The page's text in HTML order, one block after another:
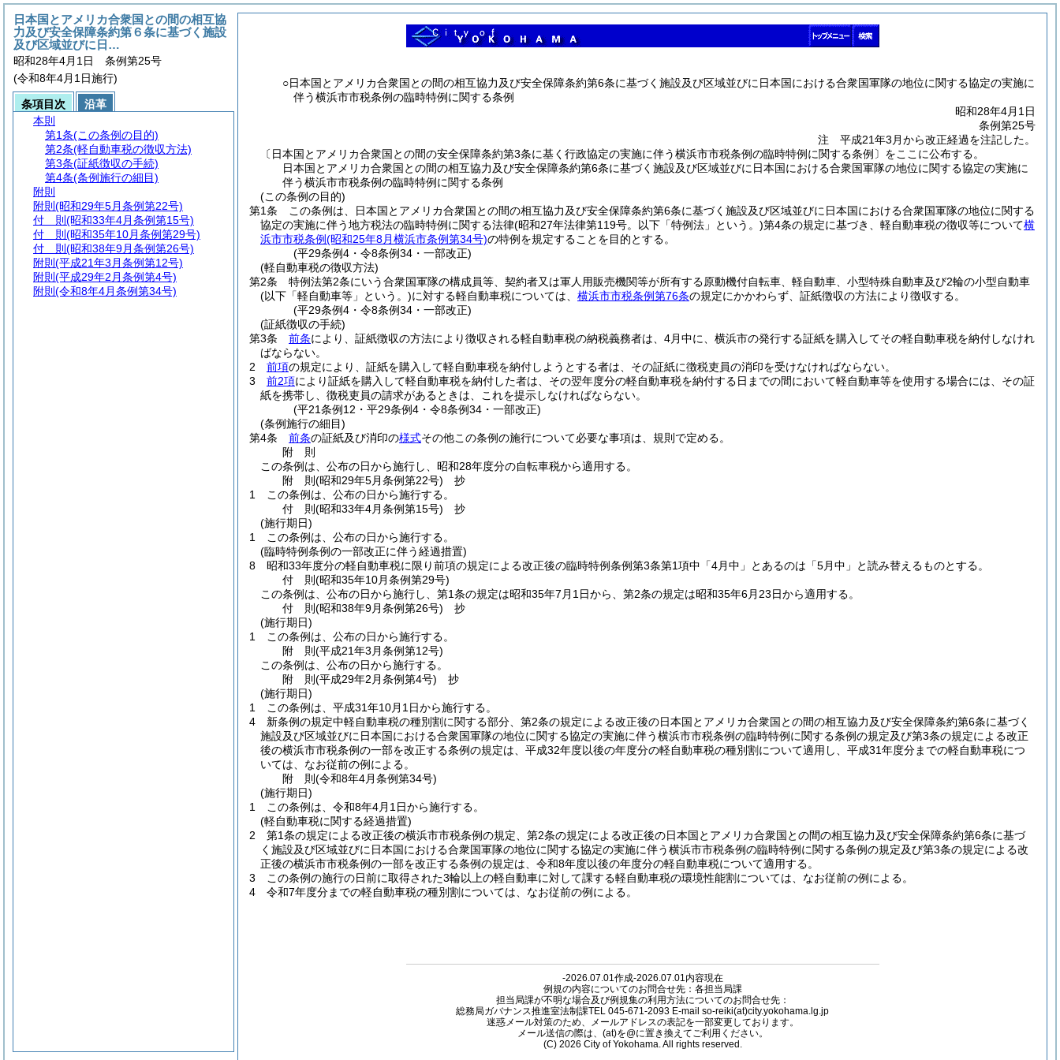
○日本国とアメリカ合衆国との間の相互協力及び安全保障条約第6条に基づく施設及び区域並びに日本国における合衆国軍隊の地位に関する協定の実施に
伴う横浜市市税条例の臨時特例に関する条例
昭和28年4月1日
条例第25号
注 平成21年3月から改正経過を注記した。
〔日本国とアメリカ合衆国との間の安全保障条約第3条に基く行政協定の実施に伴う横浜市市税条例の臨時特例に関する条例〕をここに公布する。
日本国とアメリカ合衆国との間の相互協力及び安全保障条約第6条に基づく施設及び区域並びに日本国における合衆国軍隊の地位に関する協定の実施に
伴う横浜市市税条例の臨時特例に関する条例
(この条例の目的)
第1条
この条例は、日本国とアメリカ合衆国との間の相互協力及び安全保障条約第6条に基づく施設及び区域並びに日本国における合衆国軍隊の地位に関する
協定の実施に伴う地方税法の臨時特例に関する法律(昭和27年法律第119号。以下「特例法」という。)第4条の規定に基づき、軽自動車税の徴収等について横
浜市市税条例(昭和25年8月横浜市条例第34号)の特例を規定することを目的とする。
(平29条例4・令8条例34・一部改正)
(軽自動車税の徴収方法)
第2条
特例法第2条にいう合衆国軍隊の構成員等、契約者又は軍人用販売機関等が所有する原動機付自転車、軽自動車、小型特殊自動車及び2輪の小型自動車
(以下「軽自動車等」という。)に対する軽自動車税については、 横浜市市税条例第76条の規定にかかわらず、証紙徴収の方法により徴収する。
(平29条例4・令8条例34・一部改正)
(証紙徴収の手続)
第3条
前条により、証紙徴収の方法により徴収される軽自動車税の納税義務者は、4月中に、横浜市の発行する証紙を購入してその軽自動車税を納付しなけれ
ばならない。
2
前項の規定により、証紙を購入して軽自動車税を納付しようとする者は、その証紙に徴税吏員の消印を受けなければならない。
3
前2項により証紙を購入して軽自動車税を納付した者は、その翌年度分の軽自動車税を納付する日までの間において軽自動車等を使用する場合には、その証
紙を携帯し、徴税吏員の請求があるときは、これを提示しなければならない。
(平21条例12・平29条例4・令8条例34・一部改正)
(条例施行の細目)
第4条
前条の証紙及び消印の様式その他この条例の施行について必要な事項は、規則で定める。
附 則
この条例は、公布の日から施行し、昭和28年度分の自転車税から適用する。
附 則(昭和29年5月条例第22号) 抄
1
この条例は、公布の日から施行する。
付 則(昭和33年4月条例第15号) 抄
(施行期日)
1
この条例は、公布の日から施行する。
(臨時特例条例の一部改正に伴う経過措置)
8
昭和33年度分の軽自動車税に限り前項の規定による改正後の臨時特例条例第3条第1項中「4月中」とあるのは「5月中」と読み替えるものとする。
付 則(昭和35年10月条例第29号)
この条例は、公布の日から施行し、第1条の規定は昭和35年7月1日から、第2条の規定は昭和35年6月23日から適用する。
付 則(昭和38年9月条例第26号) 抄
(施行期日)
1
この条例は、公布の日から施行する。
附 則(平成21年3月条例第12号)
この条例は、公布の日から施行する。
附 則(平成29年2月条例第4号) 抄
(施行期日)
1
この条例は、平成31年10月1日から施行する。
4
新条例の規定中軽自動車税の種別割に関する部分、第2条の規定による改正後の日本国とアメリカ合衆国との間の相互協力及び安全保障条約第6条に基づく
施設及び区域並びに日本国における合衆国軍隊の地位に関する協定の実施に伴う横浜市市税条例の臨時特例に関する条例の規定及び第3条の規定による改正
後の横浜市市税条例の一部を改正する条例の規定は、平成32年度以後の年度分の軽自動車税の種別割について適用し、平成31年度分までの軽自動車税につ
いては、なお従前の例による。
附 則(令和8年4月条例第34号)
(施行期日)
1
この条例は、令和8年4月1日から施行する。
(軽自動車税に関する経過措置)
2
第1条の規定による改正後の横浜市市税条例の規定、第2条の規定による改正後の日本国とアメリカ合衆国との間の相互協力及び安全保障条約第6条に基づ
く施設及び区域並びに日本国における合衆国軍隊の地位に関する協定の実施に伴う横浜市市税条例の臨時特例に関する条例の規定及び第3条の規定による改
正後の横浜市市税条例の一部を改正する条例の規定は、令和8年度以後の年度分の軽自動車税について適用する。
3
この条例の施行の日前に取得された3輪以上の軽自動車に対して課する軽自動車税の環境性能割については、なお従前の例による。
4
令和7年度分までの軽自動車税の種別割については、なお従前の例による。
-2026.07.01作成-2026.07.01内容現在
例規の内容についてのお問合せ先：各担当局課
担当局課が不明な場合及び例規集の利用方法についてのお問合せ先：
総務局ガバナンス推進室法制課TEL 045-671-2093 E-mail so-reiki(at)city.yokohama.lg.jp
迷惑メール対策のため、メールアドレスの表記を一部変更しております。
メール送信の際は、(at)を@に置き換えてご利用ください。
(C) 2026 City of Yokohama. All rights reserved.
日本国とアメリカ合衆国との間の相互協
力及び安全保障条約第６条に基づく施設
及び区域並びに日…
昭和28年4月1日 条例第25号
(令和8年4月1日施行)
条項目次
沿革
本則
第1条(この条例の目的)
第2条(軽自動車税の徴収方法)
第3条(証紙徴収の手続)
第4条(条例施行の細目)
附則
附則 (昭和29年5月条例第22号)
付 則 (昭和33年4月条例第15号)
付 則 (昭和35年10月条例第29号)
付 則 (昭和38年9月条例第26号)
附則 (平成21年3月条例第12号)
附則 (平成29年2月条例第4号)
附則 (令和8年4月条例第34号)